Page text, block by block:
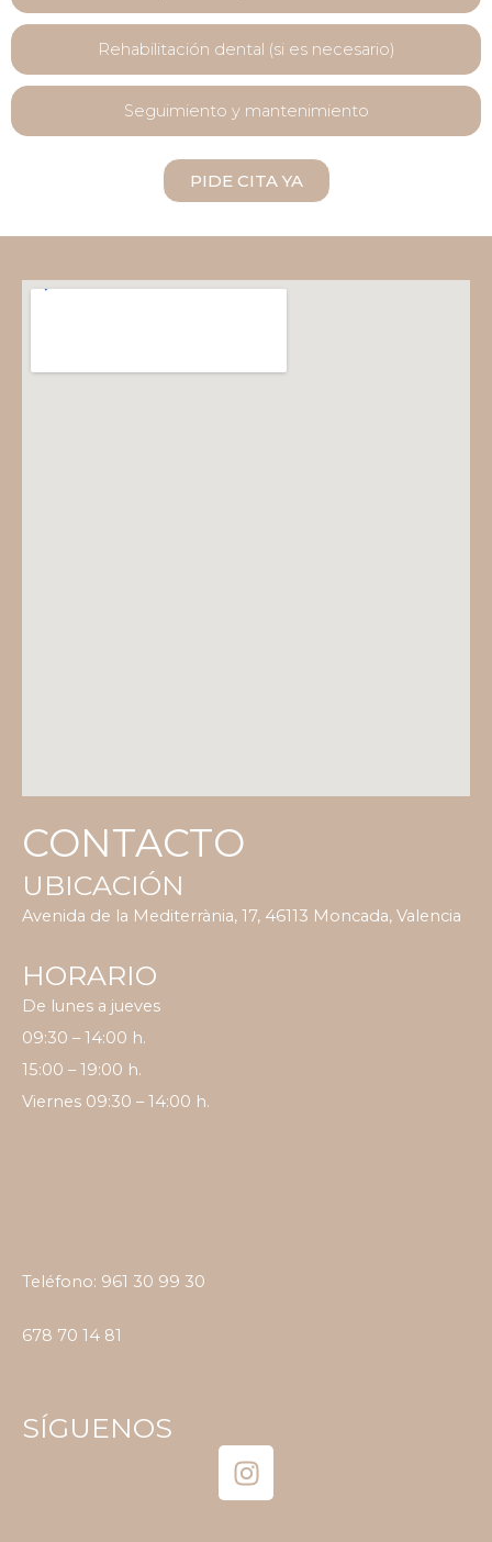
Rehabilitación dental (si es necesario)
Seguimiento y mantenimiento
PIDE CITA YA
CONTACTO
UBICACIÓN
Avenida de la Mediterrània, 17, 46113 Moncada, Valencia
HORARIO
De lunes a jueves
09:30 – 14:00 h.
15:00 – 19:00 h.
Viernes 09:30 – 14:00 h.
Teléfono: 961 30 99 30
678 70 14 81
SÍGUENOS
I
n